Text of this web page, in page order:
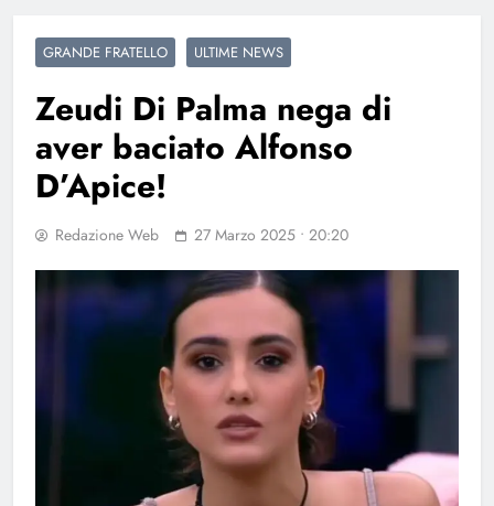
GRANDE FRATELLO ULTIME NEWS
Zeudi Di Palma nega di
aver baciato Alfonso
D’Apice!
Redazione Web 27 Marzo 2025 • 20:20